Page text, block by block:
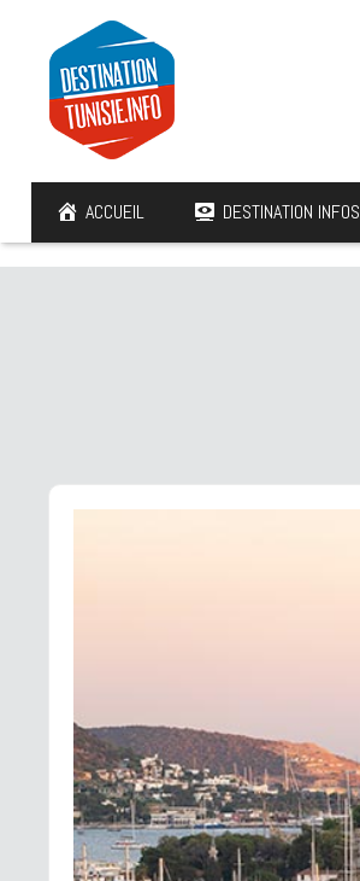
ACCUEIL DESTINATION INFOS